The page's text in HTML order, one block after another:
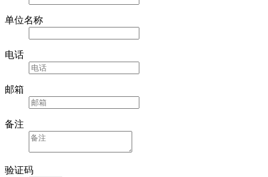
单位名称
电话
邮箱
备注
验证码